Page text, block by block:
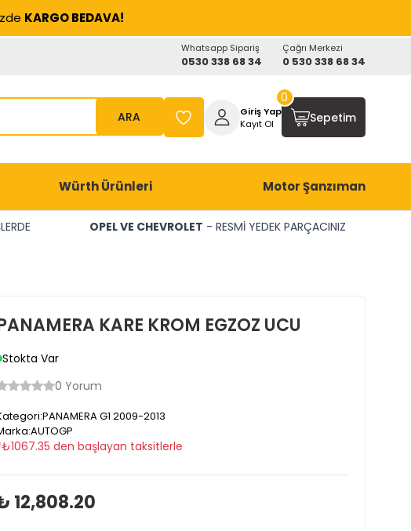
KARGO BEDAVA!
Whatsapp Sipariş
0530 338 68 34
Çağrı Merkezi
0 530 338 68 34
ARA
Giriş Yap
Kayıt Ol
Sepetim
0
Würth Ürünleri Motor Şanzıman
OPEL VE CHEVROLET - RESMİ YEDEK PARÇACINIZ
KARE KROM EGZOZ UCU
Stokta Var
0 Yorum
:PANAMERA G1 2009-2013
:AUTOGP
₺1067.35 den başlayan taksitlerle
12,808.20